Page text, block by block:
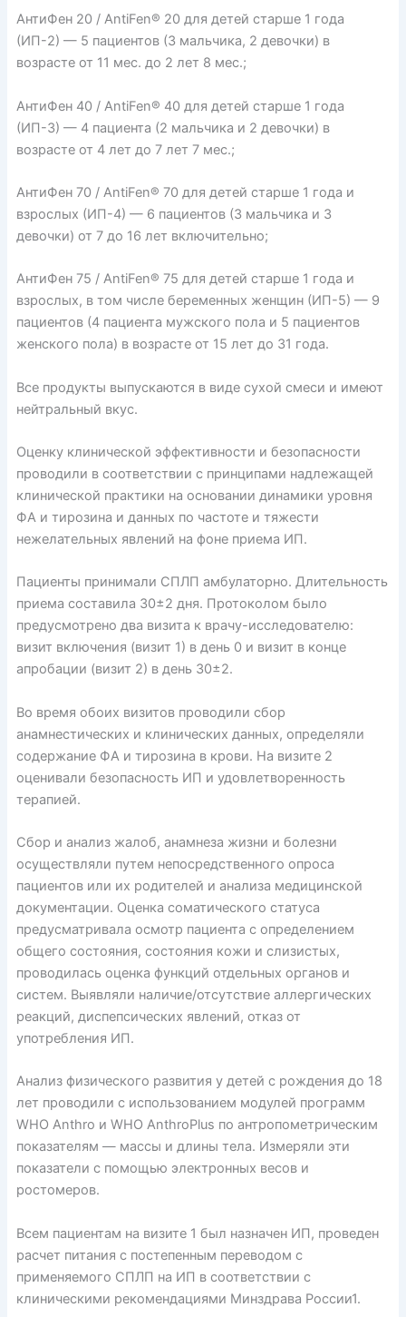
АнтиФен 20 / AntiFen® 20 для детей старше 1 года
(ИП-2) — 5 пациентов (3 мальчика, 2 девочки) в
возрасте от 11 мес. до 2 лет 8 мес.;
АнтиФен 40 / AntiFen® 40 для детей старше 1 года
(ИП-3) — 4 пациента (2 мальчика и 2 девочки) в
возрасте от 4 лет до 7 лет 7 мес.;
АнтиФен 70 / AntiFen® 70 для детей старше 1 года и
взрослых (ИП-4) — 6 пациентов (3 мальчика и 3
девочки) от 7 до 16 лет включительно;
АнтиФен 75 / AntiFen® 75 для детей старше 1 года и
взрослых, в том числе беременных женщин (ИП-5) — 9
пациентов (4 пациента мужского пола и 5 пациентов
женского пола) в возрасте от 15 лет до 31 года.
Все продукты выпускаются в виде сухой смеси и имеют
нейтральный вкус.
Оценку клинической эффективности и безопасности
проводили в соответствии с принципами надлежащей
клинической практики на основании динамики уровня
ФА и тирозина и данных по частоте и тяжести
нежелательных явлений на фоне приема ИП.
Пациенты принимали СПЛП амбулаторно. Длительность
приема составила 30±2 дня. Протоколом было
предусмотрено два визита к врачу-исследователю:
визит включения (визит 1) в день 0 и визит в конце
апробации (визит 2) в день 30±2.
Во время обоих визитов проводили сбор
анамнестических и клинических данных, определяли
содержание ФА и тирозина в крови. На визите 2
оценивали безопасность ИП и удовлетворенность
терапией.
Сбор и анализ жалоб, анамнеза жизни и болезни
осуществляли путем непосредственного опроса
пациентов или их родителей и анализа медицинской
документации. Оценка соматического статуса
предусматривала осмотр пациента с определением
общего состояния, состояния кожи и слизистых,
проводилась оценка функций отдельных органов и
систем. Выявляли наличие/отсутствие аллергических
реакций, диспепсических явлений, отказ от
употребления ИП.
Анализ физического развития у детей с рождения до 18
лет проводили с использованием модулей программ
WHO Anthro и WHO AnthroPlus по антропометрическим
показателям — массы и длины тела. Измеряли эти
показатели с помощью электронных весов и
ростомеров.
Всем пациентам на визите 1 был назначен ИП, проведен
расчет питания с постепенным переводом с
применяемого СПЛП на ИП в соответствии с
клиническими рекомендациями Мин­здрава России1.